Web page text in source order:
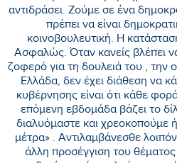
αντιδράσει. Ζούμε σε ένα
πρέπει να είναι
κοινοβουλευτική. Η
Ασφαλώς. Όταν κανείς βλέπει
ζοφερό για τη δουλειά του , την
Ελλάδα, δεν έχει διάθεση να
κυβέρνησης είναι ότι κάθε
επόμενη εβδομάδα βάζει το
διαλυόμαστε και χρεοκοπούμε
μέτρα» . Αντιλαμβάνεσθε
άλλη προσέγγιση του